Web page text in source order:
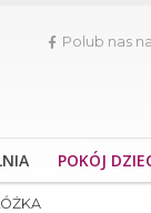
Polub nas
POKÓJ